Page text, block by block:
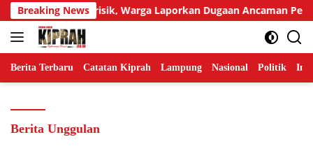
Langsung
ke
konten
Breaking News
Berisik, Warga Laporkan Dugaan Ancaman Pembunuhan
Berita Terbaru Catatan Kiprah Lampung Nasional Politik
Berita Unggulan